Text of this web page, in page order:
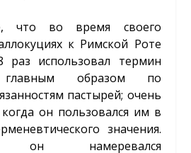
что во время своего
к Римской Роте
раз использовал термин
главным образом по
пастырей; очень
он пользовался им в
значения.
он намеревался